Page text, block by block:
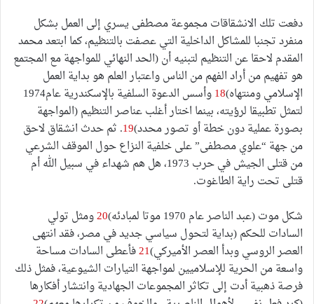
دفعت تلك الانشقاقات مجموعة مصطفى يسري إلى العمل بشكل
منفرد تجنبا للمشاكل الداخلية التي عصفت بالتنظيم، كما ابتعد محمد
المقدم لاحقا عن التنظيم لتبنيه أن (الحد النهائي للمواجهة مع المجتمع
هو تفهيم من أراد الفهم من الناس واعتبار العلم هو بداية العمل
الإسلامي ومنتهاه)18
وأسس الدعوة السلفية بالإسكندرية عام1974
لتمثل تطبيقا لرؤيته، بينما اختار أغلب عناصر التنظيم (المواجهة
بصورة عملية دون خطة أو تصور محدد)19. ثم حدث انشقاق لاحق
من جهة “علوي مصطفى” على خلفية النزاع حول الموقف الشرعي
من قتلى الجيش في حرب 1973، هل هم شهداء في سبيل الله أم
قتلى تحت راية الطاغوت.
شكل موت (عبد الناصر عام 1970 موتا لمبادئه)
20ومثل تولي
السادات للحكم (بداية لتحول سياسي جديد في مصر، فقد انتهى
العصر الروسي وبدأ العصر الأميركي)21فأعطى السادات مساحة
واسعة من الحرية للإسلاميين لمواجهة التيارات الشيوعية، فمثل ذلك
فرصة ذهبية أدت إلى تكاثر المجموعات الجهادية وانتشار أفكارها